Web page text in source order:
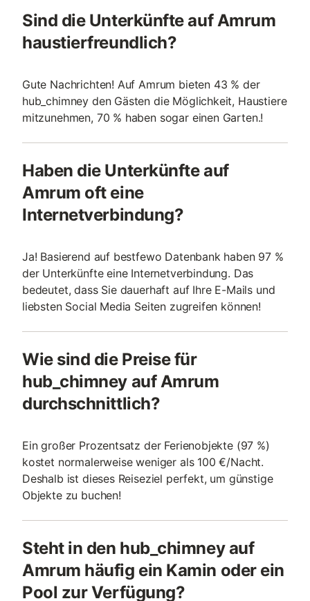
Sind die Unterkünfte auf Amrum
haustierfreundlich?
Gute Nachrichten! Auf Amrum bieten 43 % der
hub_chimney den Gästen die Möglichkeit, Haustiere
mitzunehmen, 70 % haben sogar einen Garten.!
Haben die Unterkünfte auf
Amrum oft eine
Internetverbindung?
Ja! Basierend auf bestfewo Datenbank haben 97 %
der Unterkünfte eine Internetverbindung. Das
bedeutet, dass Sie dauerhaft auf Ihre E-Mails und
liebsten Social Media Seiten zugreifen können!
Wie sind die Preise für
hub_chimney auf Amrum
durchschnittlich?
Ein großer Prozentsatz der Ferienobjekte (97 %)
kostet normalerweise weniger als 100 €/Nacht.
Deshalb ist dieses Reiseziel perfekt, um günstige
Objekte zu buchen!
Steht in den hub_chimney auf
Amrum häufig ein Kamin oder ein
Pool zur Verfügung?